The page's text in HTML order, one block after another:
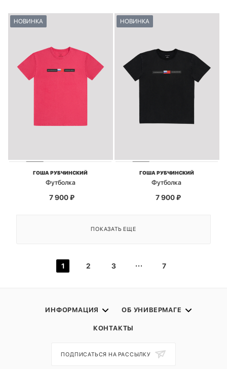
НОВИНКА
ГОША РУБЧИНСКИЙ
Футболка
7 900₽
НОВИНКА
ГОША РУБЧИНСКИЙ
Футболка
7 900₽
ПОКАЗАТЬ ЕЩЕ
1 2 3 7
ИНФОРМАЦИЯ ОБ УНИВЕРМАГЕ
КОНТАКТЫ
ПОДПИСАТЬСЯ НА РАССЫЛКУ